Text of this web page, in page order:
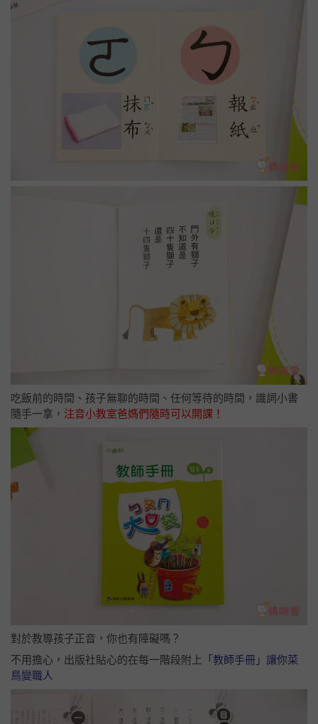
吃飯前的時間、孩子無聊的時間、任何等待的時間，識詞小書
隨手一拿， 注音小教室爸媽們隨時可以開課！
對於教導孩子正音，你也有障礙嗎？
不用擔心，出版社貼心的在每一階段附上
「教師手冊」讓你菜
鳥變職人